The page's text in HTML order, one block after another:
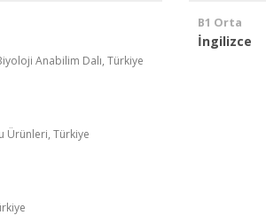
Anabilim Dalı, Türkiye
Ürünleri, Türkiye
B1 Orta
İngilizce